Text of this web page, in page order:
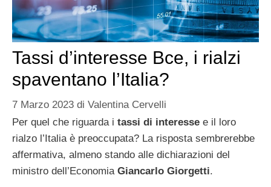
Tassi d’interesse Bce, i rialzi
spaventano l’Italia?
7 Marzo 2023 di Valentina Cervelli
Per quel che riguarda i tassi di interesse e il loro
rialzo l’Italia è preoccupata? La risposta sembrerebbe
affermativa, almeno stando alle dichiarazioni del
ministro dell’Economia Giancarlo Giorgetti.